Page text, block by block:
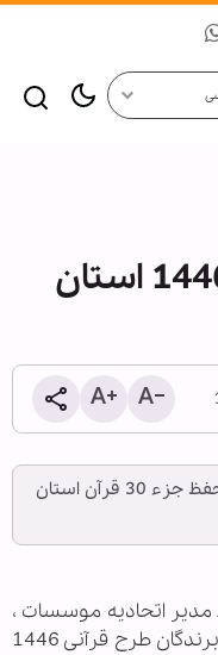
برندگان طرح قرآني 1446 استان
برندگان طرح قرآنی 1446 با محوریت حفظ جزء 30 قرآن استان
مدیر اتحادیه موسسات ،
مراکز و خانه های قرآنی استان اردبیل برندگان طرح قرآنی 1446